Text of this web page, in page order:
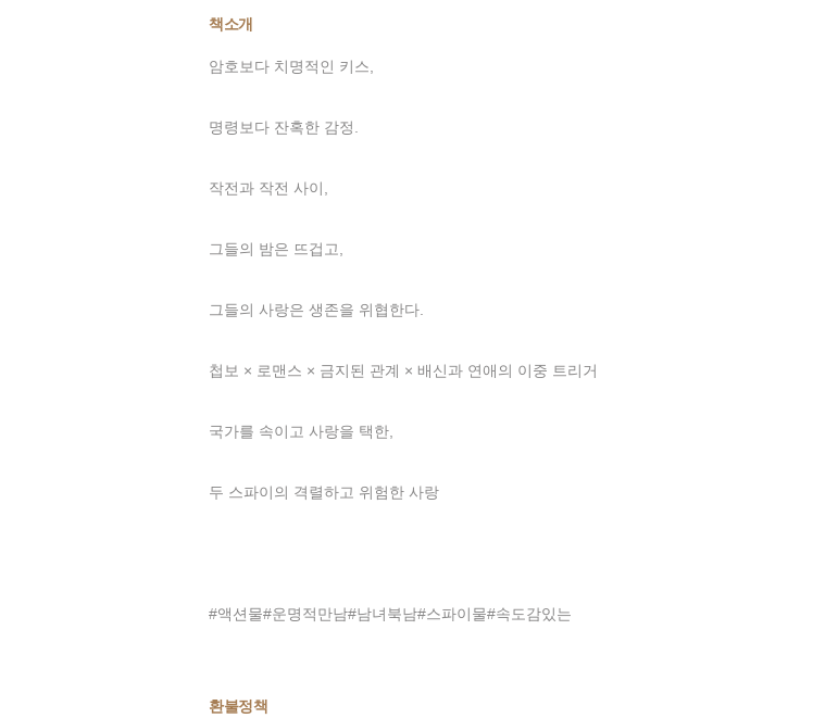
책소개
암호보다 치명적인 키스,
명령보다 잔혹한 감정.
작전과 작전 사이,
그들의 밤은 뜨겁고,
그들의 사랑은 생존을 위협한다.
첩보 × 로맨스 × 금지된 관계 × 배신과 연애의 이중 트리거
국가를 속이고 사랑을 택한,
두 스파이의 격렬하고 위험한 사랑
#액션물#운명적만남#남녀북남#스파이물#속도감있는
환불정책